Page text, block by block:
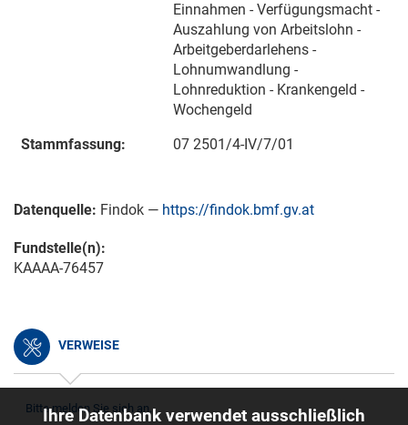
Einnahmen - Verfügungsmacht -
Auszahlung von Arbeitslohn -
Arbeitgeberdarlehens -
Lohnumwandlung -
Lohnreduktion - Krankengeld -
Wochengeld
Stammfassung:
07 2501/4-IV/7/01
Datenquelle: Findok — https://findok.bmf.gv.at
Fundstelle(n):
KAAAA-76457
VERWEISE
Bitte melden Sie sich an.
Ihre Datenbank verwendet ausschließlich